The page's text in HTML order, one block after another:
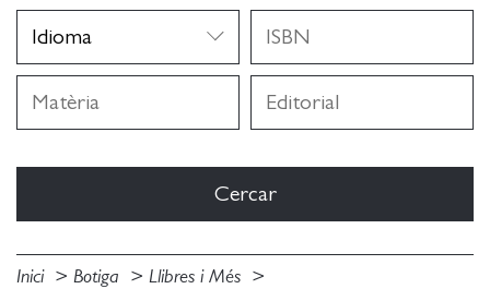
Inici Botiga
Llibres i Més